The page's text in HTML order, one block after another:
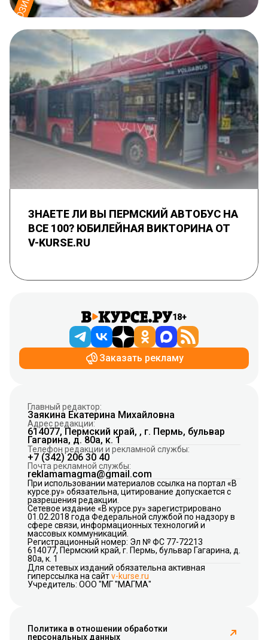
ЗНАЕТЕ ЛИ ВЫ ПЕРМСКИЙ АВТОБУС НА
ВСЕ 100? ЮБИЛЕЙНАЯ ВИКТОРИНА ОТ
V-KURSE.RU
18+
Заказать рекламу
Главный редактор:
Заякина Екатерина Михайловна
Адрес редакции:
614077, Пермский край, , г. Пермь, бульвар
Гагарина, д. 80а, к. 1
Телефон редакции и рекламной службы:
+7 (342) 206 30 40
Почта рекламной службы:
reklamamagma@gmail.com
При использовании материалов ссылка на портал «В
курсе.ру» обязательна, цитирование допускается с
разрешения редакции.
Сетевое издание «В курсе.ру» зарегистрировано
01.02.2018 года Федеральной службой по надзору в
сфере связи, информационных технологий и
массовых коммуникаций.
Регистрационный номер: Эл № ФС 77-72213
614077, Пермский край, г. Пермь, бульвар Гагарина, д.
80а, к. 1
Для сетевых изданий обязательна активная
гиперссылка на сайтv-kurse.ru
Учредитель: ООО "МГ "МАГМА"
Политика в отношении обработки
персональных данных